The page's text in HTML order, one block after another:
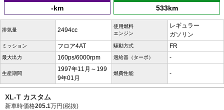
-km 533km
排気量 2494cc
使用燃料
エンジン
レギュラー
ガソリン
ミッション フロア4AT 駆動方式 FR
最大出力 160ps/6000rpm 過給器（ターボ） -
生産期間
1997年11月～199
9年01月
燃費性能 -
XL-T カスタム
新車時価格205.1万円(税抜)